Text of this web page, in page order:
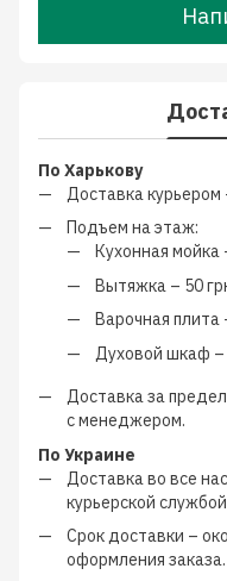
По Харькову
Доставка курьером
Подъем на этаж:
Кухонная мойка
Вытяжка – 50
Варочная плита
Духовой шкаф –
Доставка за
с менеджером.
По Украине
Доставка во все
курьерской
Срок доставки –
оформления заказа.